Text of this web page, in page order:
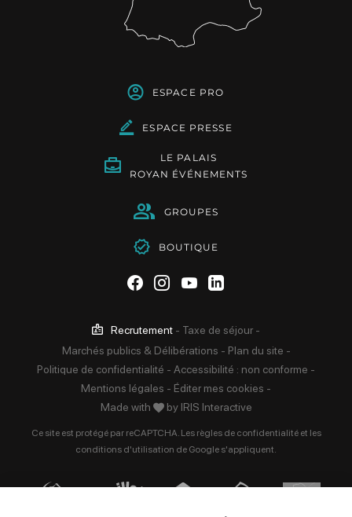
ESPACE PRO
ESPACE PRESSE
LE PALAIS
ROYAN ÉVÉNEMENTS
GROUPES
BOUTIQUE
Suivez-nous sur Facebook
Suivez-nous sur
Suivez-nous sur
Suivez-nous sur
Recrutement - Taxe de séjour -
Marchés publics & Délibérations - Plan du site -
Politique de confidentialité - Accessibilité : non conforme -
Mentions légales - Éditer mes cookies -
Made with
by IRIS Interactive
Ce site est protégé par reCAPTCHA. Les règles de confidentialitéet les
conditions d'utilisation de Google s'appliquent.